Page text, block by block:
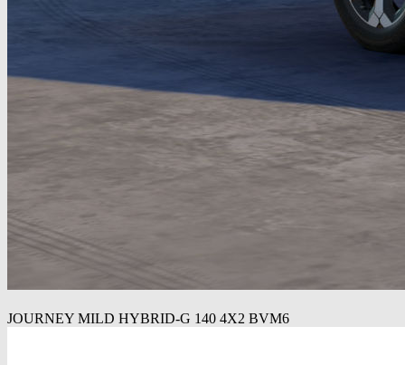
JOURNEY MILD HYBRID-G 140 4X2 BVM6